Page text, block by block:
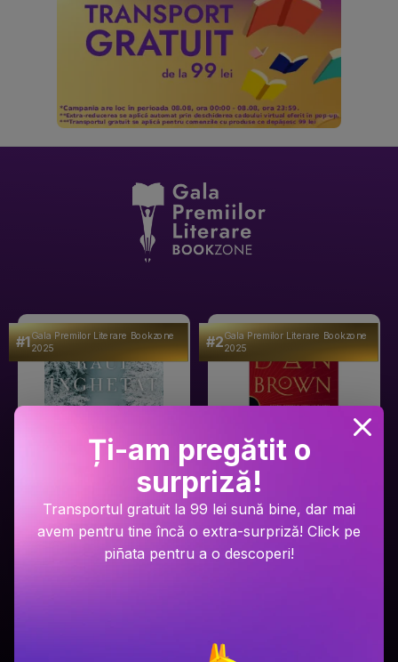
#1Gala Premilor Literare Bookzone
2025
Râul Înghețat
#2Gala Premilor Literare Bookzone
2025
Dan Brown
Secretul secretelor
Ți-am pregătit o
surpriză!
Transportul gratuit la 99 lei sună bine, dar mai
avem pentru tine încă o extra-surpriză! Click pe
piñata pentru a o descoperi!